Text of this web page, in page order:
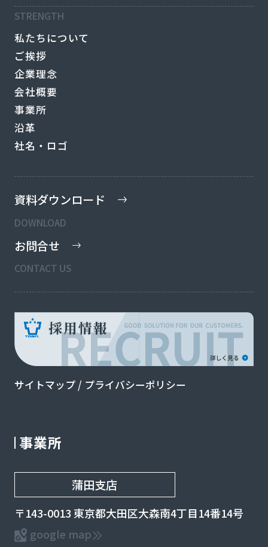
STRENGTH
私たちについて
ご挨拶
企業理念
会社概要
事業所
沿革
社名・ロゴ
資料ダウンロード
DOWNLOAD
お問合せ
CONTACT US
サイトマップ/ プライバシーポリシー
事業所
蒲田支店
〒143-0013 東京都大田区大森南4丁目14番14号
google map